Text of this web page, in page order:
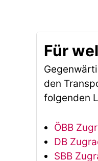
Für
den
folgenden
ÖBB
DB
SBB